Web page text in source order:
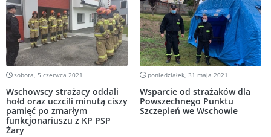
sobota, 5 czerwca 2021
Wschowscy strażacy oddali
hołd oraz uczcili minutą ciszy
pamięć po zmarłym
funkcjonariuszu z KP PSP
Żary
poniedziałek, 31 maja 2021
Wsparcie od strażaków dla
Powszechnego Punktu
Szczepień we Wschowie